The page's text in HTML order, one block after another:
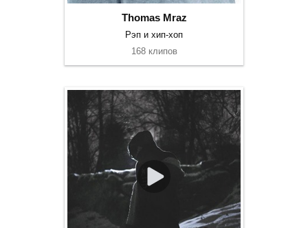
Thomas Mraz
Рэп и хип-хоп
168 клипов